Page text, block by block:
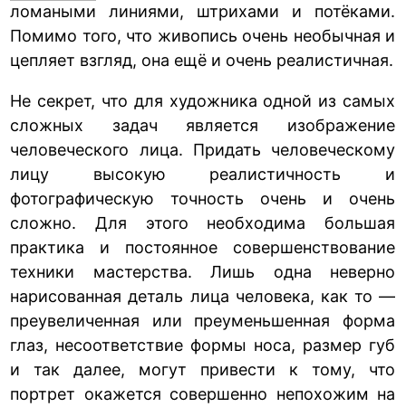
ломаными линиями, штрихами и потёками.
Помимо того, что живопись очень необычная и
цепляет взгляд, она ещё и очень реалистичная.
Не секрет, что для художника одной из самых
сложных задач является изображение
человеческого лица. Придать человеческому
лицу высокую реалистичность и
фотографическую точность очень и очень
сложно. Для этого необходима большая
практика и постоянное совершенствование
техники мастерства. Лишь одна неверно
нарисованная деталь лица человека, как то —
преувеличенная или преуменьшенная форма
глаз, несоответствие формы носа, размер губ
и так далее, могут привести к тому, что
портрет окажется совершенно непохожим на